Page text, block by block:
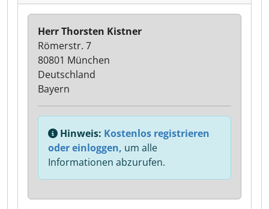
Herr Thorsten Kistner
Römerstr. 7
80801 München
Deutschland
Bayern
Hinweis: Kostenlos registrieren
oder einloggen, um alle
Informationen abzurufen.